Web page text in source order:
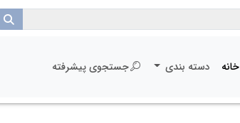
خانه دسته بندی جستجوی پیشرفته